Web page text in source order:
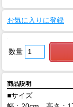
お気に入りに登録
数量
商品説明
■サイズ